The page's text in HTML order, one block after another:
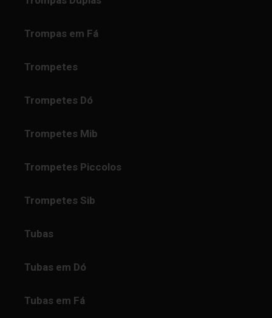
Trompas em Fá
Trompetes
Trompetes Dó
Trompetes Mib
Trompetes Piccolos
Trompetes Sib
Tubas
Tubas em Dó
Tubas em Fá